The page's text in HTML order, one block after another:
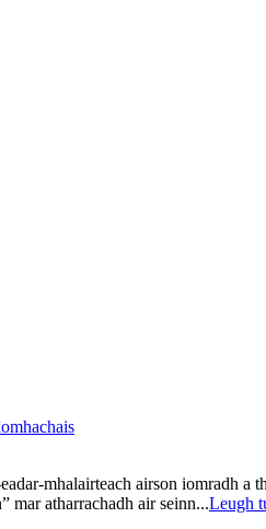
mhalairteach airson iomradh
mar atharrachadh air seinn...Leugh